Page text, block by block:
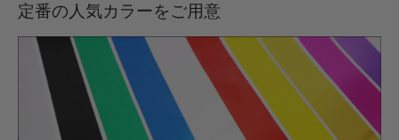
定番の人気カラーをご用意